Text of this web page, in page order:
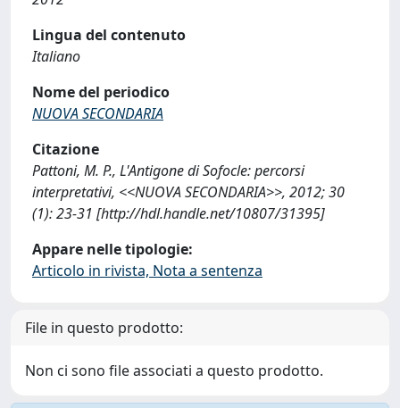
Lingua del contenuto
Italiano
Nome del periodico
NUOVA SECONDARIA
Citazione
Pattoni, M. P., L'Antigone di Sofocle: percorsi
interpretativi, <<NUOVA SECONDARIA>>, 2012; 30
(1): 23-31 [http://hdl.handle.net/10807/31395]
Appare nelle tipologie:
Articolo in rivista, Nota a sentenza
File in questo prodotto:
Non ci sono file associati a questo prodotto.